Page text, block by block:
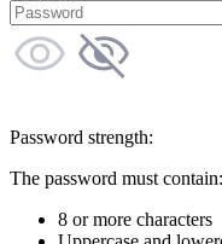
Password strength:
The password must contain:
8 or more characters